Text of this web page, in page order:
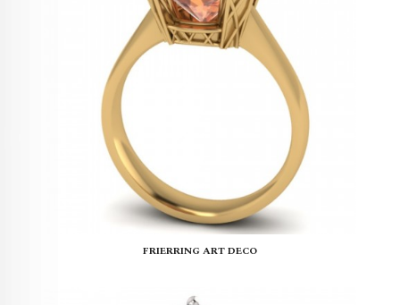
FRIERRING ART DECO